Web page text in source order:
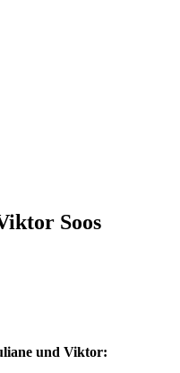
Soos
und Viktor: